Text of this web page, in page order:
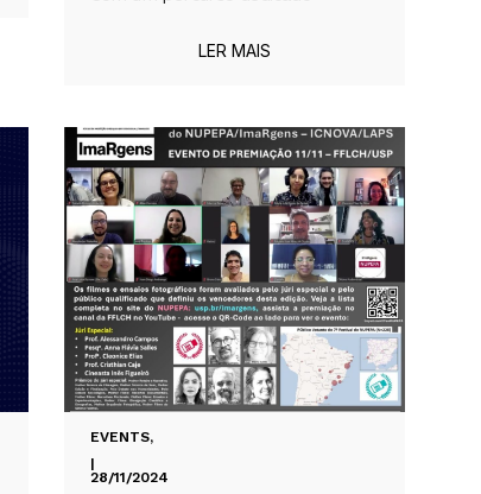
LER MAIS
EVENTS,
|
28/11/2024